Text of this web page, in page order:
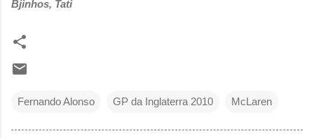
Bjinhos, Tati
Fernando Alonso GP da Inglaterra 2010 McLaren